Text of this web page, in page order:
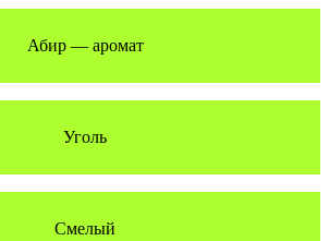
Абир — аромат
Уголь
Смелый